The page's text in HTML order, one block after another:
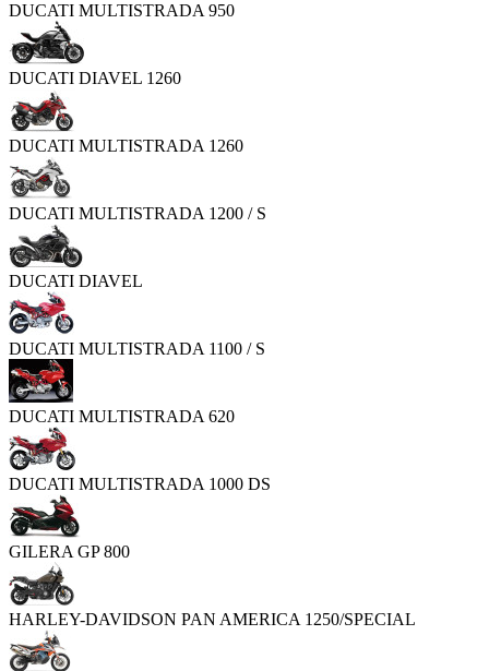
DUCATI MULTISTRADA 950
DUCATI DIAVEL 1260
DUCATI MULTISTRADA 1260
DUCATI MULTISTRADA 1200 / S
DUCATI DIAVEL
DUCATI MULTISTRADA 1100 / S
DUCATI MULTISTRADA 620
DUCATI MULTISTRADA 1000 DS
GILERA GP 800
HARLEY-DAVIDSON PAN AMERICA 1250/SPECIAL